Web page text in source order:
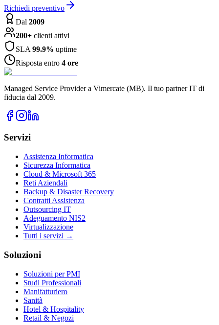
Richiedi preventivo
Dal 2009
200+ clienti attivi
SLA 99.9% uptime
Risposta entro 4 ore
Managed Service Provider a Vimercate (MB). Il tuo partner IT di
fiducia dal 2009.
Servizi
Assistenza Informatica
Sicurezza Informatica
Cloud & Microsoft 365
Reti Aziendali
Backup & Disaster Recovery
Contratti Assistenza
Outsourcing IT
Adeguamento NIS2
Virtualizzazione
Tutti i servizi →
Soluzioni
Soluzioni per PMI
Studi Professionali
Manifatturiero
Sanità
Hotel & Hospitality
Retail & Negozi